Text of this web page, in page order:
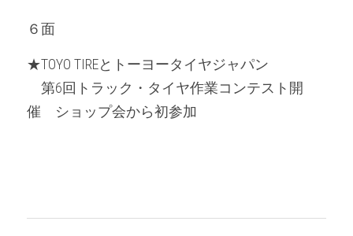
６面
★TOYO TIREとトーヨータイヤジャパン
第6回トラック・タイヤ作業コンテスト開
催　ショップ会から初参加